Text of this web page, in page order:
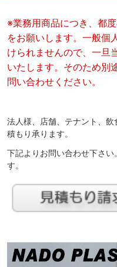
※業務用商品につき、都
をお願いします。一般個
けられませんので、一旦
いたします。そのため別
問い合わせください。
法人様、店舗、テナント、
積もり承ります。
下記よりお問い合わせ下さ
す。